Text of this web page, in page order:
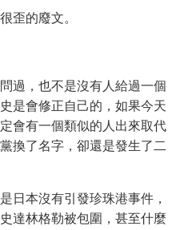
歪的廢文。
過，也不是沒有人給過一個
是會修正自己的，如果今天
會有一個類似的人出來取代
換了名字，卻還是發生了二
日本沒有引發珍珠港事件，
達林格勒被包圍，甚至什麼